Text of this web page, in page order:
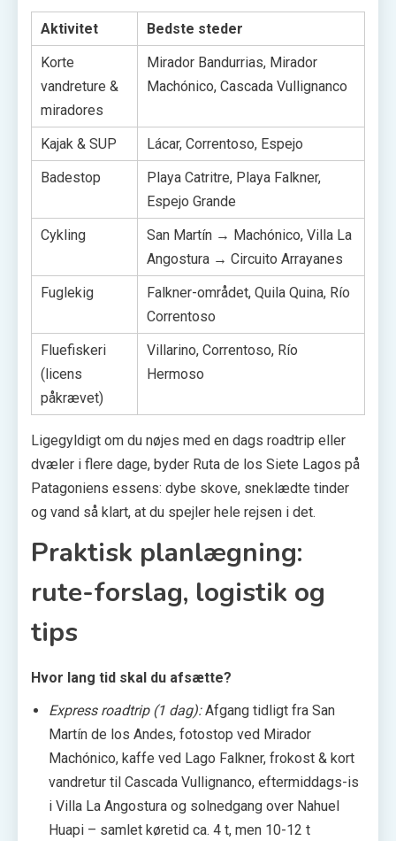
Aktivitet
Bedste steder
Korte
vandreture &
miradores
Mirador Bandurrias, Mirador
Machónico, Cascada Vullignanco
Kajak & SUP
Lácar, Correntoso, Espejo
Badestop
Playa Catritre, Playa Falkner,
Espejo Grande
Cykling
San Martín → Machónico, Villa La
Angostura → Circuito Arrayanes
Fuglekig
Falkner-området, Quila Quina, Río
Correntoso
Fluefiskeri
(licens
påkrævet)
Villarino, Correntoso, Río
Hermoso
Ligegyldigt om du nøjes med en dags roadtrip eller
dvæler i flere dage, byder Ruta de los Siete Lagos på
Patagoniens essens: dybe skove, sneklædte tinder
og vand så klart, at du spejler hele rejsen i det.
Praktisk planlægning:
rute-forslag, logistik og
tips
Hvor lang tid skal du afsætte?
Express roadtrip (1 dag):Afgang tidligt fra San
Martín de los Andes, fotostop ved Mirador
Machónico, kaffe ved Lago Falkner, frokost & kort
vandretur til Cascada Vullignanco, eftermiddags-is
i Villa La Angostura og solnedgang over Nahuel
Huapi – samlet køretid ca. 4 t, men 10-12 t